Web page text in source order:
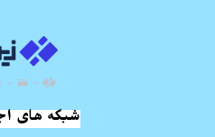
شبکه های